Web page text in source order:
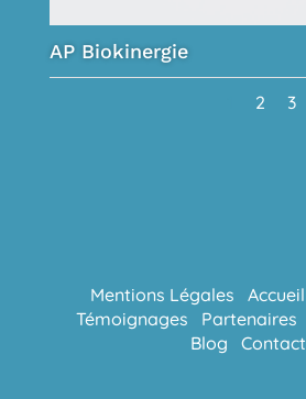
AP Biokinergie
2 3
Mentions Légales Accueil
Témoignages
Partenaires
Blog
Contact